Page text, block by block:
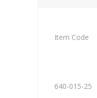
Item Code
640-015-25